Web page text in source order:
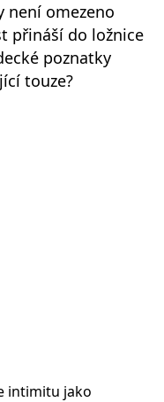
není omezeno
přináší do ložnice
poznatky
touze?
intimitu jako